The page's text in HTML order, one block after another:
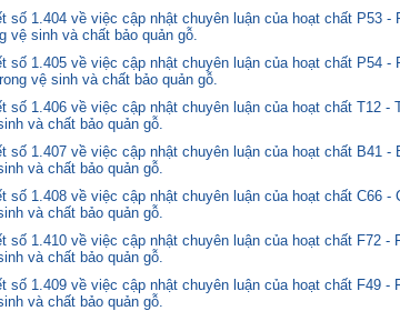
số 1.404 về việc cập nhật chuyên luận của hoạt chất P53
vệ sinh và chất bảo quản gỗ.
số 1.405 về việc cập nhật chuyên luận của hoạt chất P54
vệ sinh và chất bảo quản gỗ.
số 1.406 về việc cập nhật chuyên luận của hoạt chất T12
và chất bảo quản gỗ.
số 1.407 về việc cập nhật chuyên luận của hoạt chất B41
và chất bảo quản gỗ.
số 1.408 về việc cập nhật chuyên luận của hoạt chất C66
và chất bảo quản gỗ.
số 1.410 về việc cập nhật chuyên luận của hoạt chất F72
và chất bảo quản gỗ.
số 1.409 về việc cập nhật chuyên luận của hoạt chất F49
và chất bảo quản gỗ.